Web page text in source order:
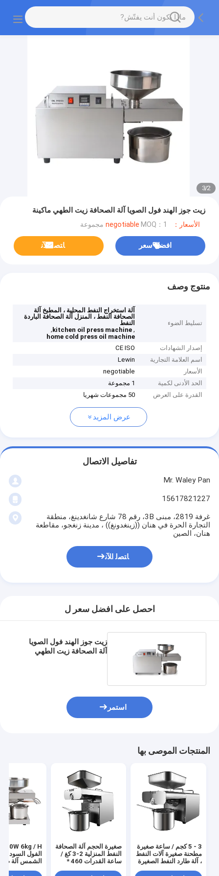
2
/
3
زيت جوز الهند فول الصويا آلة الصحافة زيت الطهي ماكينة
الأسعار：negotiable MOQ：1 مجموعة
افضل سعر ﺎﺘﺼﻟ ﺍﻶﻧ
منتوج وصف
تسليط الضوء
آلة استخراج النفط المحلية ، المطبخ آلة
الصحافة النفط ، المنزل آلة الصحافة الباردة
النفط
,
kitchen oil press machine
,
home cold press oil machine
إصدار الشهادات
CE ISO
اسم العلامة التجارية
Lewin
الأسعار
negotiable
الحد الأدنى لكمية
1 مجموعة
القدرة على العرض
50 مجموعات شهريا
عرض المزيد
تفاصيل الاتصال
Mr. Waley Pan
15617821227
غرفة 2819، مبنى 3B، رقم 78 شارع شانغدينغ، منطقة
التجارة الحرة في هنان ((زينغدونغ)) ، مدينة زنغجو، مقاطعة
هنان، الصين
ﺎﺘﺼﻟ ﺍﻶﻧ
احصل على افضل سعر ل
زيت جوز الهند فول الصويا
آلة الصحافة زيت الطهي
استمر
المنتجات الموصى بها
3 - 5 كجم / ساعة صغيرة
مطحنة صغيرة آلات النفط
، آلة طارد النفط الصغيرة
صغيرة الحجم آلة الصحافة
النفط المنزلية 2-3 كغ /
ساعة القدرات 460 *
610W 6kg / H
الفول
الشمس آلة